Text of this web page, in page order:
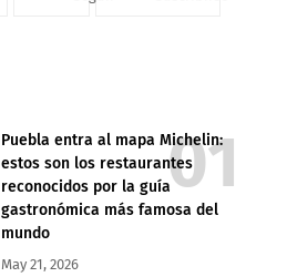
Puebla entra al mapa Michelin:
estos son los restaurantes
reconocidos por la guía
gastronómica más famosa del
mundo
May 21, 2026